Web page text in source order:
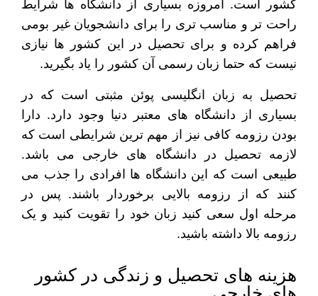
کشور است. امروزه بسیاری از دانشگاه ها شرایط
راحت تر و مناسب تری را برای دانشجویان غیر بومی
فراهم کرده و برای تحصیل در این کشور ها نیازی
نیست که حتما زبان رسمی آن کشور را یاد بگیرید.
تحصیل به زبان انگلیسی پوئن مثبتی است که در
بسیاری از دانشگاه های معتبر دنیا وجود دارد. دارا
بودن رزومه کافی نیز از مهم ترین شرایطی است که
لازمه تحصیل در دانشگاه های خارجی می باشد.
طبیعی است که این دانشگاه ها افرادی را جذب می
کنند که از رزومه بالایی برخوردار باشند. پس در
مرحله اول سعی کنید زبان خود را تقویت کنید و یک
رزومه بالا داشته باشید.
هزینه های تحصیل و زندگی در کشور